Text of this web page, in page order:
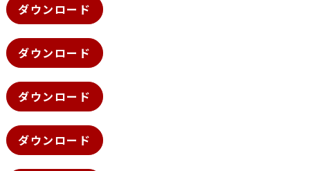
ダウンロード
ダウンロード
ダウンロード
ダウンロード